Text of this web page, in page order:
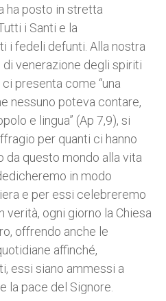
ha posto in stretta
i Santi e la
i fedeli defunti. Alla nostra
venerazione degli spiriti
presenta come “una
nessuno poteva contare,
e lingua” (Ap 7,9), si
per quanti ci hanno
da questo mondo alla vita
in modo
e per essi celebreremo
verità, ogni giorno la Chiesa
offrendo anche le
affinché,
essi siano ammessi a
la pace del Signore.